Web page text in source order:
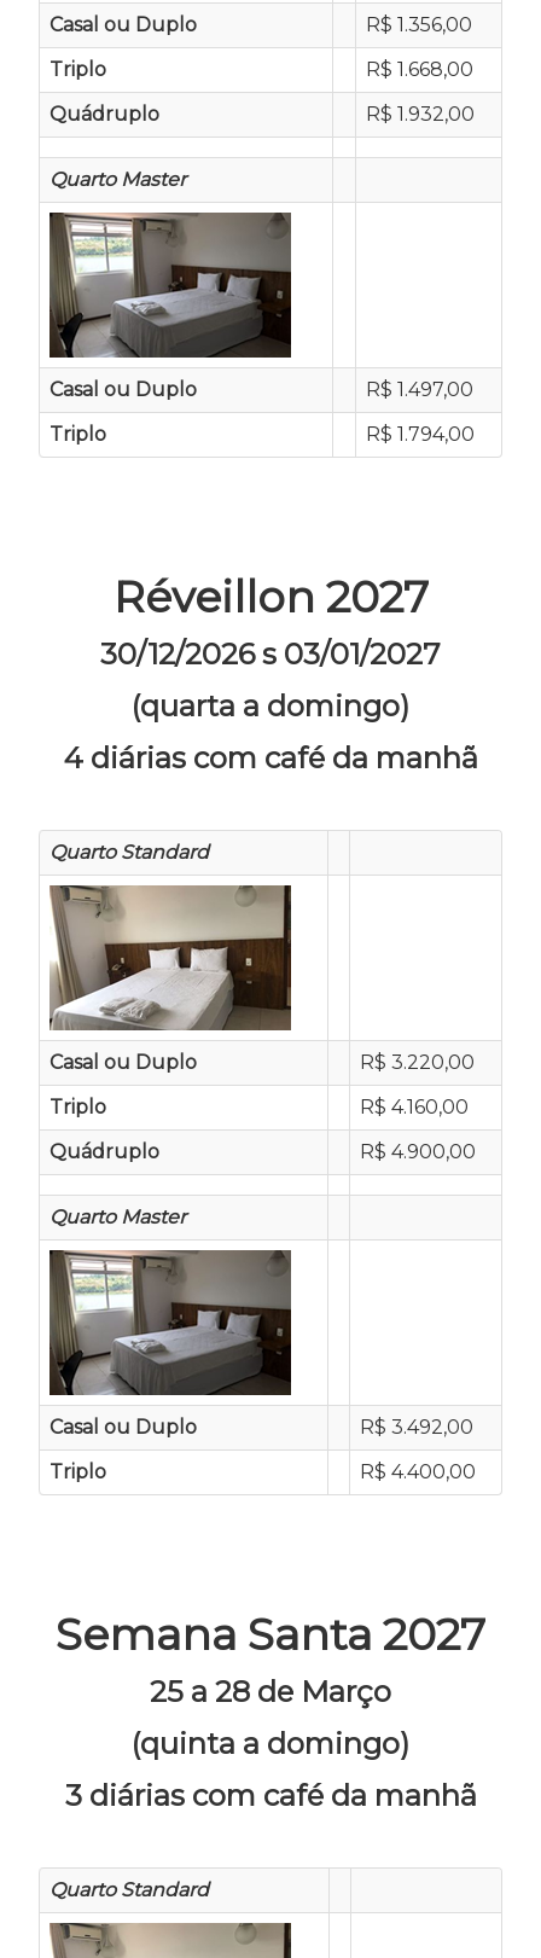
Casal ou Duplo
R$ 1.356,00
Triplo
R$ 1.668,00
Quádruplo
R$ 1.932,00
Quarto Master
Casal ou Duplo
R$ 1.497,00
Triplo
R$ 1.794,00
Réveillon 2027
30/12/2026 s 03/01/2027
(quarta a domingo)
4 diárias com café da manhã
Quarto Standard
Casal ou Duplo
R$ 3.220,00
Triplo
R$ 4.160,00
Quádruplo
R$ 4.900,00
Quarto Master
Casal ou Duplo
R$ 3.492,00
Triplo
R$ 4.400,00
Semana Santa 2027
25 a 28 de Março
(quinta a domingo)
3 diárias com café da manhã
Quarto Standard